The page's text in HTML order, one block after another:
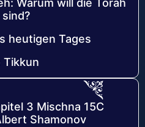
Warum will die Torah
heutigen Tages
Tikkun
3 Mischna 15C
Shamonov